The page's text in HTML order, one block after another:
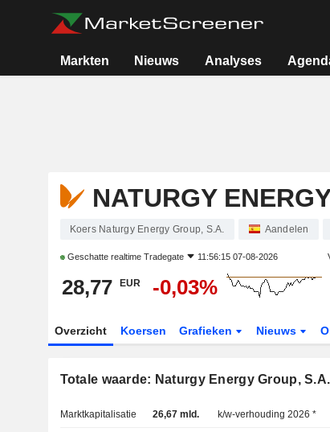
Markten Nieuws Analyses
NATURGY
Koers Naturgy Energy Group, S.A. Aandelen
Geschatte realtime Tradegate 11:56:15 07-08-2026
28,77 EUR -0,03%
Overzicht Koersen Grafieken Nieuws
Totale waarde: Naturgy Energy Group, S.A.
Marktkapitalisatie 26,67 mld. k/w-verhouding 2026 *